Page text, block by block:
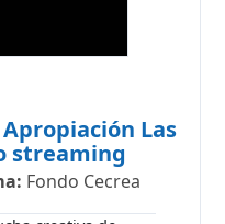
Las
streaming
Fondo Cecrea